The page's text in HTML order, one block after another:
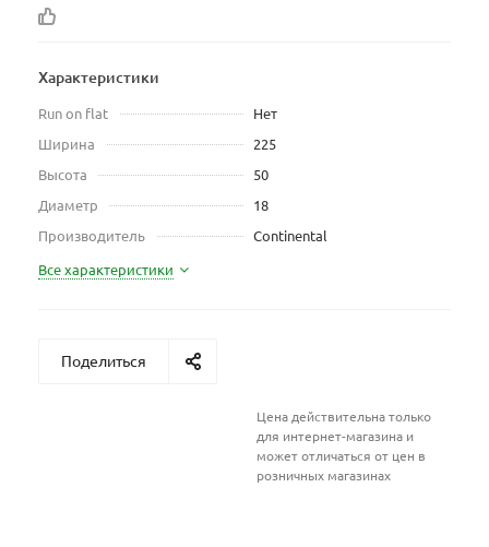
Характеристики
Run on flat
Нет
Ширина
225
Высота
50
Диаметр
18
Производитель
Continental
Все характеристики
Поделиться
Цена действительна только
для интернет-магазина и
может отличаться от цен в
розничных магазинах